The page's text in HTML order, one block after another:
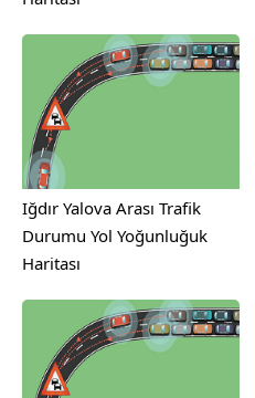
Iğdır Yalova Arası Trafik
Durumu Yol Yoğunluğuk
Haritası